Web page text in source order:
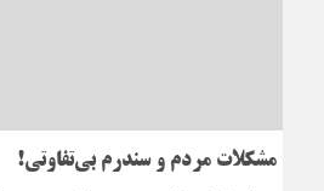
مشکلات مردم و سندرم بی‌تفاوتی!